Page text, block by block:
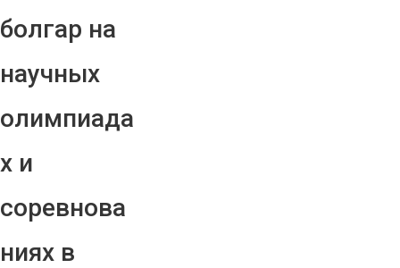
болгар на
научных
олимпиада
х и
соревнова
ниях в